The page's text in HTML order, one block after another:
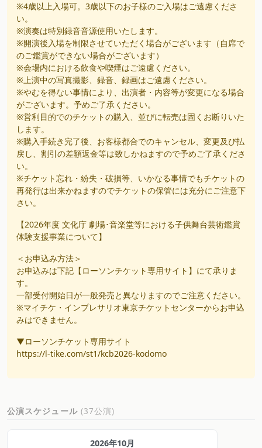
※4歳以上入場可。3歳以下のお子様のご入場はご遠慮くださ
い。
※演奏は特別録音音源使用いたします。
※開演後入場を制限させていただく場合がございます（自席で
のご鑑賞ができない場合がございます）
※会場内における飲食や喫煙はご遠慮ください。
※上演中の写真撮影、録音、録画はご遠慮ください。
※やむを得ない事情により、出演者・内容等が変更になる場合
がございます。予めご了承ください。
※営利目的でのチケットの購入、並びに転売は固くお断りいた
します。
※購入手続き完了後、お客様都合でのキャンセル、変更及び払
戻し、割引の差額返金等は致しかねますので予めご了承くださ
い。
※チケット忘れ・紛失・破損等、いかなる事情でもチケットの
再発行は出来かねますのでチケットの保管には充分にご注意下
さい。
【2026年度 文化庁 劇場･音楽堂等における子供舞台芸術鑑賞
体験支援事業について】
＜お申込み方法＞
お申込みは下記【ローソンチケット専用サイト】にて承りま
す。
一部受付開始日が一般発売と異なりますのでご注意ください。
※マイチケ・インプレサリオ東京チケットセンターからお申込
みはできません。
▼ローソンチケット専用サイト
https://l-tike.com/st1/kcb2026-kodomo
公演スケジュール (37公演)
2026年10月